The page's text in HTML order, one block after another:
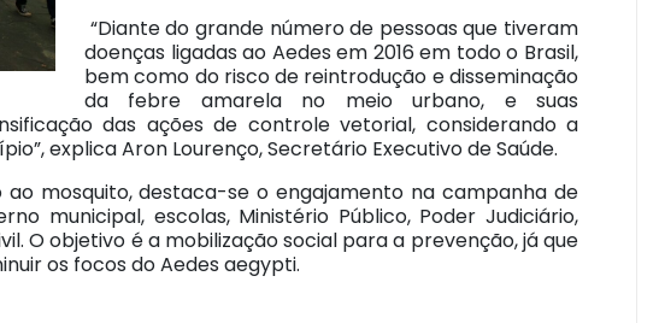
“Diante do grande número de pessoas que tiveram
doenças ligadas ao Aedes em 2016 em todo o Brasil,
bem como do risco de reintrodução e disseminação
da febre amarela no meio urbano, e suas
das ações de controle vetorial, considerando a
explica Aron Lourenço, Secretário Executivo de Saúde.
mosquito, destaca-se o engajamento na campanha de
municipal, escolas, Ministério Público, Poder Judiciário,
O objetivo é a mobilização social para a prevenção, já que
os focos do Aedes aegypti.